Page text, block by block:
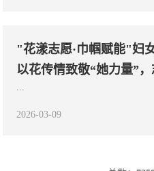
"花漾志愿·巾帼赋能"
以花传情致敬“她力量”，
...
2026-03-09